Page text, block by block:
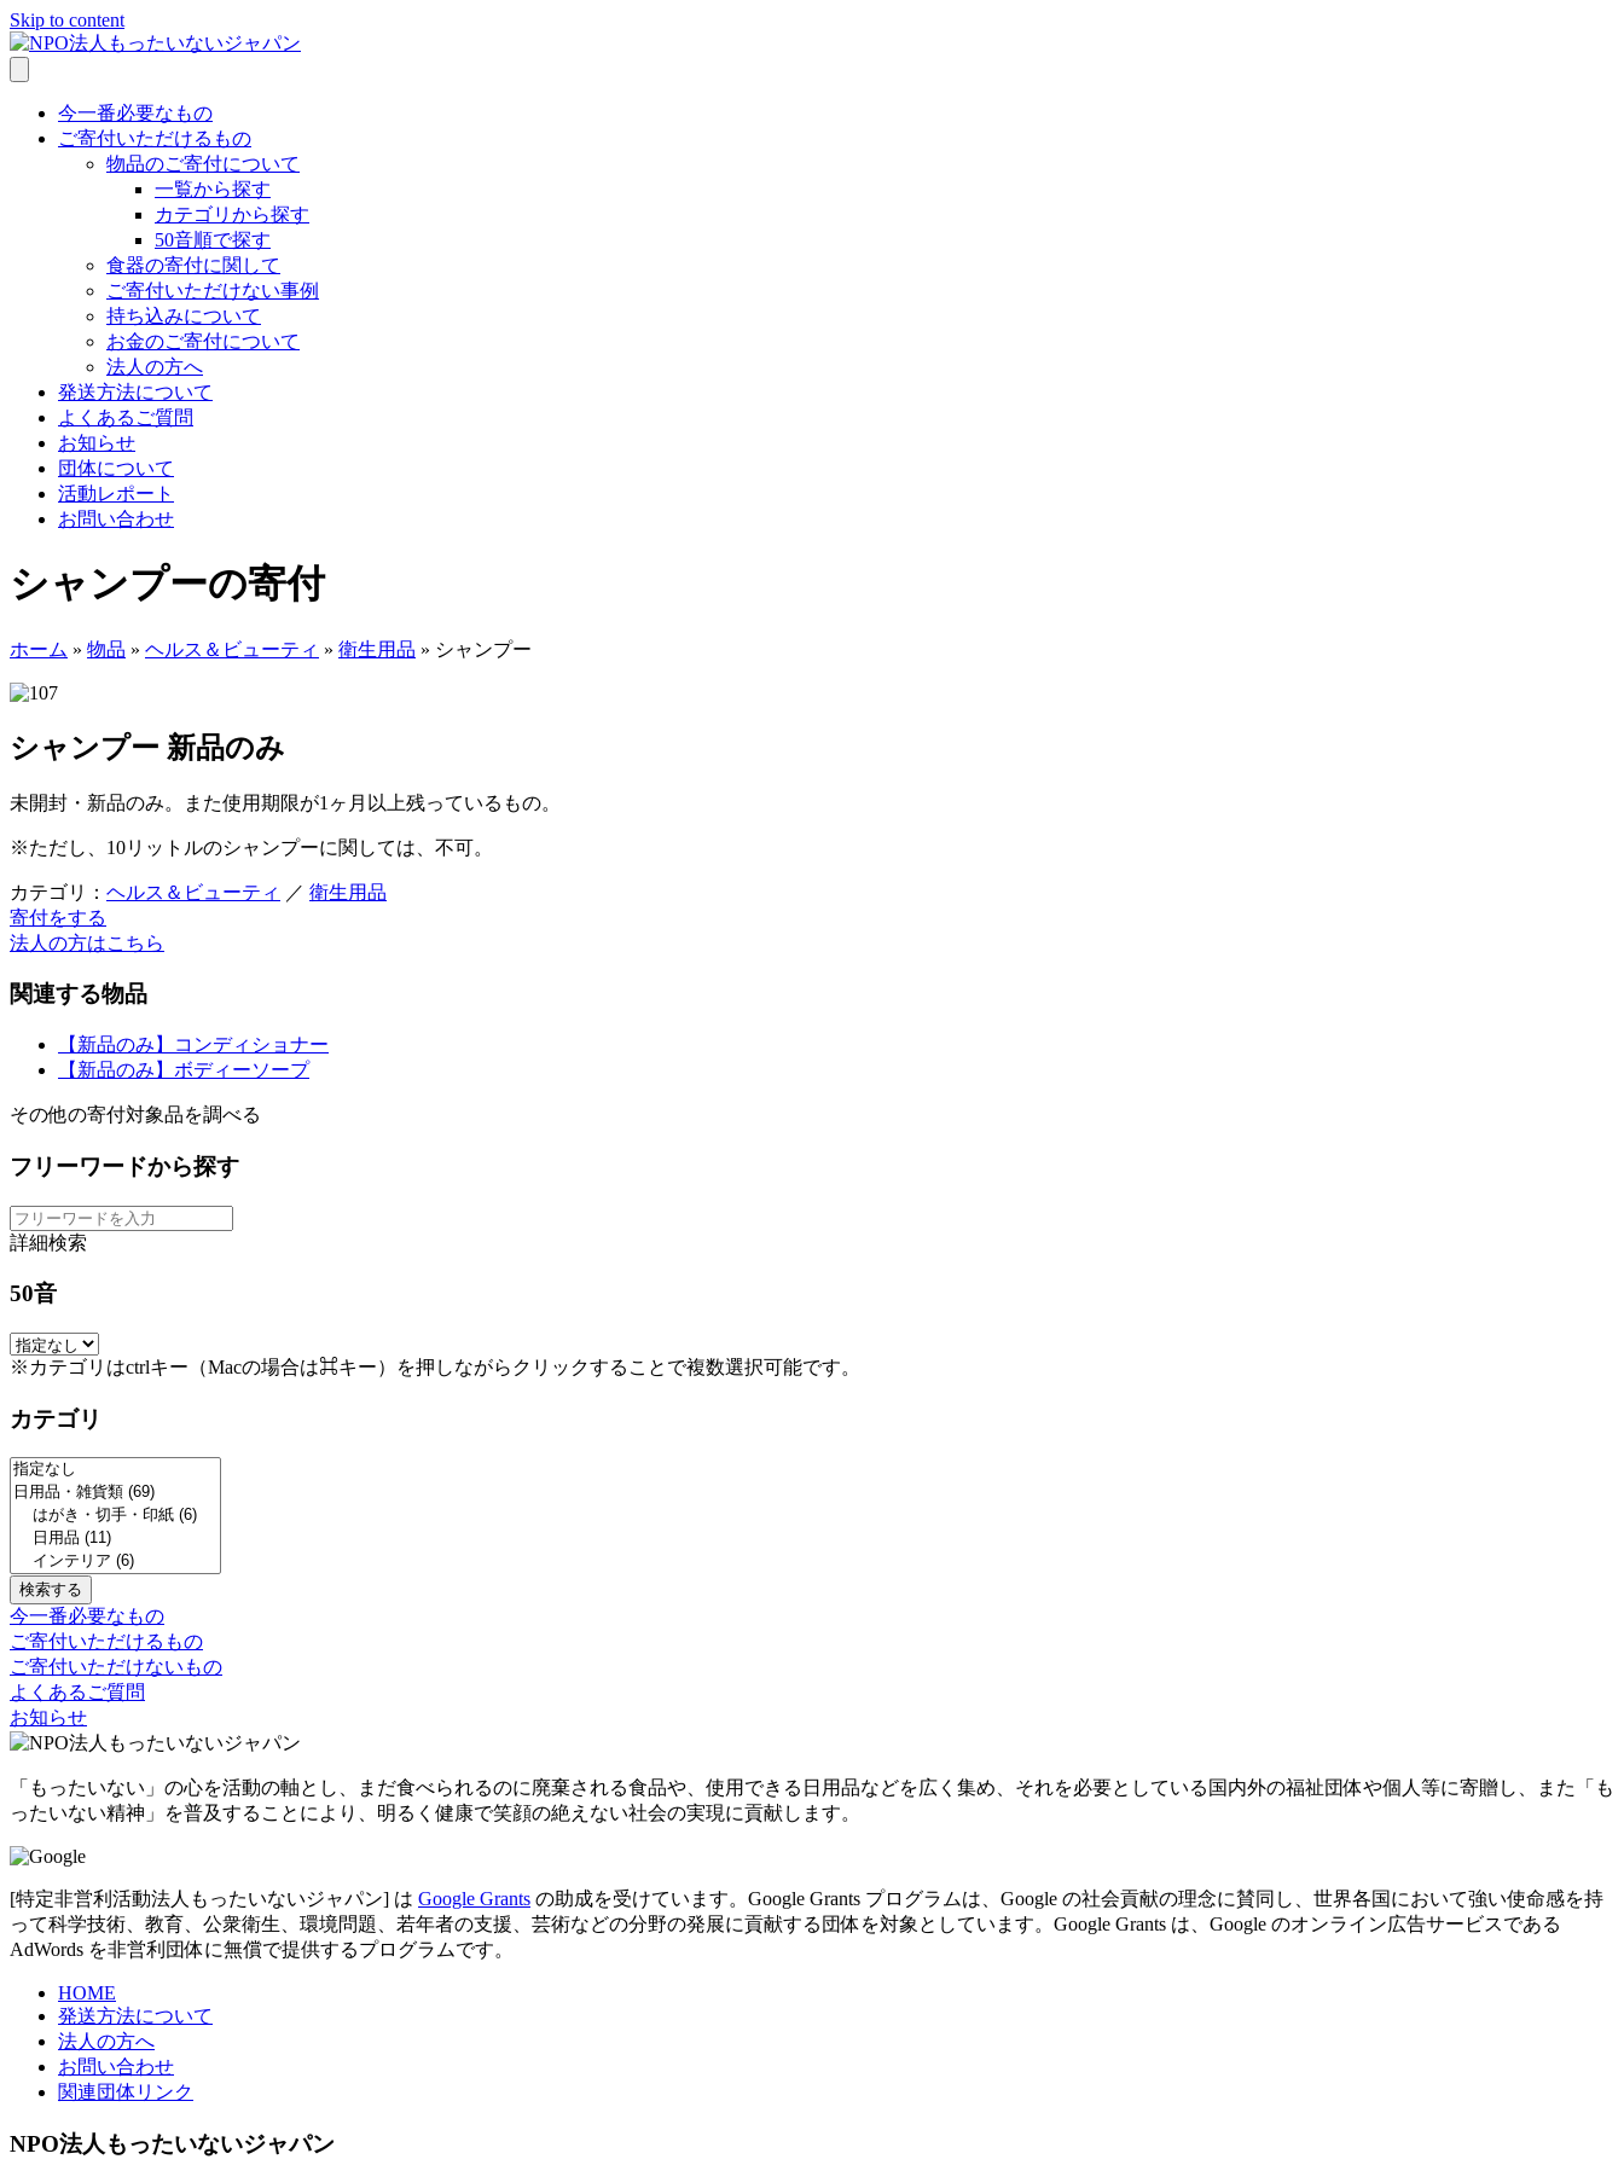
Skip to content
今一番必要なもの
ご寄付いただけるもの
物品のご寄付について
一覧から探す
カテゴリから探す
50音順で探す
食器の寄付に関して
ご寄付いただけない事例
持ち込みについて
お金のご寄付について
法人の方へ
発送方法について
よくあるご質問
お知らせ
団体について
活動レポート
お問い合わせ
シャンプーの寄付
ホーム » 物品 » ヘルス＆ビューティ » 衛生用品 » シャンプー
シャンプー 新品のみ
未開封・新品のみ。また使用期限が1ヶ月以上残っているもの。
※ただし、10リットルのシャンプーに関しては、不可。
カテゴリ： ヘルス＆ビューティ ／ 衛生用品
寄付をする
法人の方はこちら
関連する物品
【新品のみ】コンディショナー
【新品のみ】ボディーソープ
その他の寄付対象品を調べる
フリーワードから探す
詳細検索
50音
※カテゴリはctrlキー（Macの場合は⌘キー）を押しながらクリックすることで複数選択可能です。
カテゴリ
今一番必要なもの
ご寄付いただけるもの
ご寄付いただけないもの
よくあるご質問
お知らせ
「もったいない」の心を活動の軸とし、まだ食べられるのに廃棄される食品や、使用できる日用品などを広く集め、それを必要としている国内外の福祉団体や個人等に寄贈し、また「も
ったいない精神」を普及することにより、明るく健康で笑顔の絶えない社会の実現に貢献します。
[特定非営利活動法人もったいないジャパン] は Google Grants の助成を受けています。Google Grants プログラムは、Google の社会貢献の理念に賛同し、世界各国において強い使命感を持
って科学技術、教育、公衆衛生、環境問題、若年者の支援、芸術などの分野の発展に貢献する団体を対象としています。Google Grants は、Google のオンライン広告サービスである
AdWords を非営利団体に無償で提供するプログラムです。
HOME
発送方法について
法人の方へ
お問い合わせ
関連団体リンク
NPO法人もったいないジャパン